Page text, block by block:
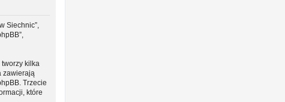
Siechnic”,
kilka
zawierają
Trzecie
które